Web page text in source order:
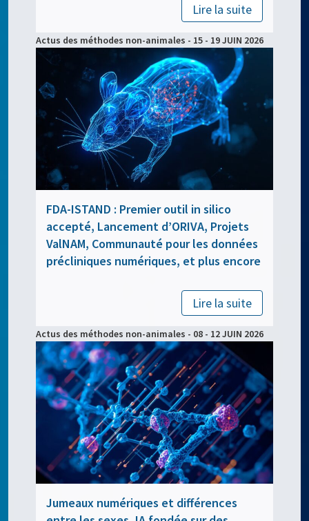
Lire la suite
Actus des méthodes non-animales - 15 - 19 JUIN 2026
FDA-ISTAND : Premier outil in silico
accepté, Lancement d’ORIVA, Projets
ValNAM, Communauté pour les données
précliniques numériques, et plus encore
Lire la suite
Actus des méthodes non-animales - 08 - 12 JUIN 2026
Jumeaux numériques et différences